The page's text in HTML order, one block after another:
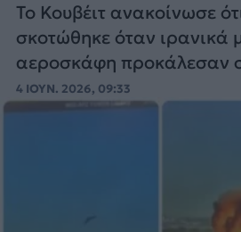
Το Κουβέιτ ανακοίνωσε
σκοτώθηκε όταν
αεροσκάφη προκάλεσαν
σε τερματικό σταθμό
αεροδρομίου.
4 ΙΟΥΝ. 2026, 09:33